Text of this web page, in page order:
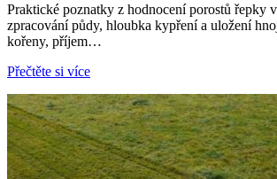
Praktické poznatky z hodnocení porostů řepky
zpracování půdy, hloubka kypření a uložení
kořeny, příjem…
Přečtěte si více